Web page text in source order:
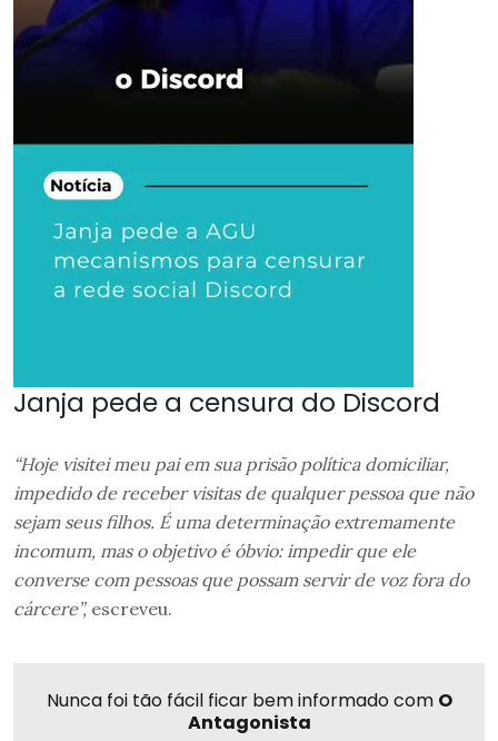
Janja pede a censura do Discord
“Hoje visitei meu pai em sua prisão política domiciliar,
impedido de receber visitas de qualquer pessoa que não
sejam seus filhos. É uma determinação extremamente
incomum, mas o objetivo é óbvio: impedir que ele
converse com pessoas que possam servir de voz fora do
cárcere”, escreveu.
Nunca foi tão fácil ficar bem informado com O
Antagonista